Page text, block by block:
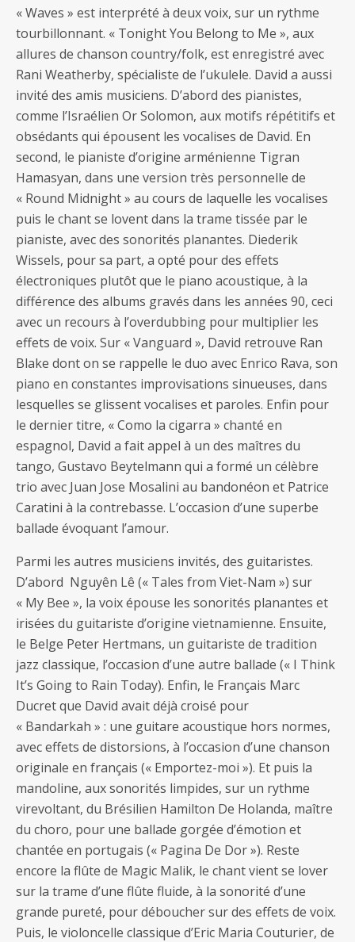
« Waves » est interprété à deux voix, sur un rythme
tourbillonnant. « Tonight You Belong to Me », aux
allures de chanson country/folk, est enregistré avec
Rani Weatherby, spécialiste de l’ukulele. David a aussi
invité des amis musiciens. D’abord des pianistes,
comme l’Israélien Or Solomon, aux motifs répétitifs et
obsédants qui épousent les vocalises de David. En
second, le pianiste d’origine arménienne Tigran
Hamasyan, dans une version très personnelle de
« Round Midnight » au cours de laquelle les vocalises
puis le chant se lovent dans la trame tissée par le
pianiste, avec des sonorités planantes. Diederik
Wissels, pour sa part, a opté pour des effets
électroniques plutôt que le piano acoustique, à la
différence des albums gravés dans les années 90, ceci
avec un recours à l’overdubbing pour multiplier les
effets de voix. Sur « Vanguard », David retrouve Ran
Blake dont on se rappelle le duo avec Enrico Rava, son
piano en constantes improvisations sinueuses, dans
lesquelles se glissent vocalises et paroles. Enfin pour
le dernier titre, « Como la cigarra » chanté en
espagnol, David a fait appel à un des maîtres du
tango, Gustavo Beytelmann qui a formé un célèbre
trio avec Juan Jose Mosalini au bandonéon et Patrice
Caratini à la contrebasse. L’occasion d’une superbe
ballade évoquant l’amour.
Parmi les autres musiciens invités, des guitaristes.
D’abord Nguyên Lê (« Tales from Viet-Nam ») sur
« My Bee », la voix épouse les sonorités planantes et
irisées du guitariste d’origine vietnamienne. Ensuite,
le Belge Peter Hertmans, un guitariste de tradition
jazz classique, l’occasion d’une autre ballade (« I Think
It’s Going to Rain Today). Enfin, le Français Marc
Ducret que David avait déjà croisé pour
« Bandarkah » : une guitare acoustique hors normes,
avec effets de distorsions, à l’occasion d’une chanson
originale en français (« Emportez-moi »). Et puis la
mandoline, aux sonorités limpides, sur un rythme
virevoltant, du Brésilien Hamilton De Holanda, maître
du choro, pour une ballade gorgée d’émotion et
chantée en portugais (« Pagina De Dor »). Reste
encore la flûte de Magic Malik, le chant vient se lover
sur la trame d’une flûte fluide, à la sonorité d’une
grande pureté, pour déboucher sur des effets de voix.
Puis, le violoncelle classique d’Eric Maria Couturier, de